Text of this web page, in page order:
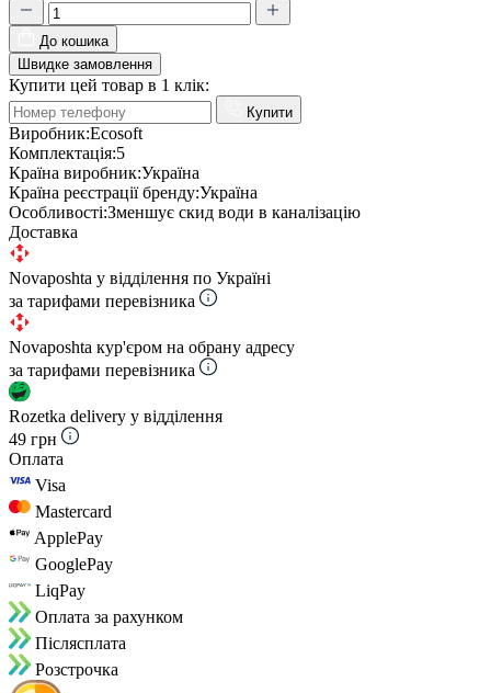
До кошика
Швидке замовлення
Купити цей товар в 1 клік:
Купити
Виробник:Ecosoft
Комплектація:5
Країна виробник:Україна
Країна реєстрації бренду:Україна
Особливості:Зменшує скид води в каналізацію
Доставка
Novaposhta у відділення по Україні
за тарифами перевізника
Novaposhta кур'єром на обрану адресу
за тарифами перевізника
Rozetka delivery у відділення
49 грн
Оплата
Visa
Mastercard
ApplePay
GooglePay
LiqPay
Оплата за рахунком
Пiслясплата
Розстрочка